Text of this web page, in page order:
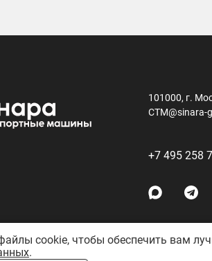
101000, г.
CTM@sinara-
+7 495 258
cookie, чтобы обеспечить вам
.